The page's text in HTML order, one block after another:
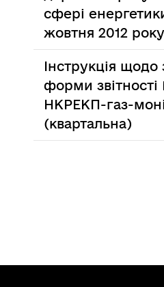
сфері
жовтня 2012
Інструкція
форми
НКРЕКП-газ-
(квартальна)